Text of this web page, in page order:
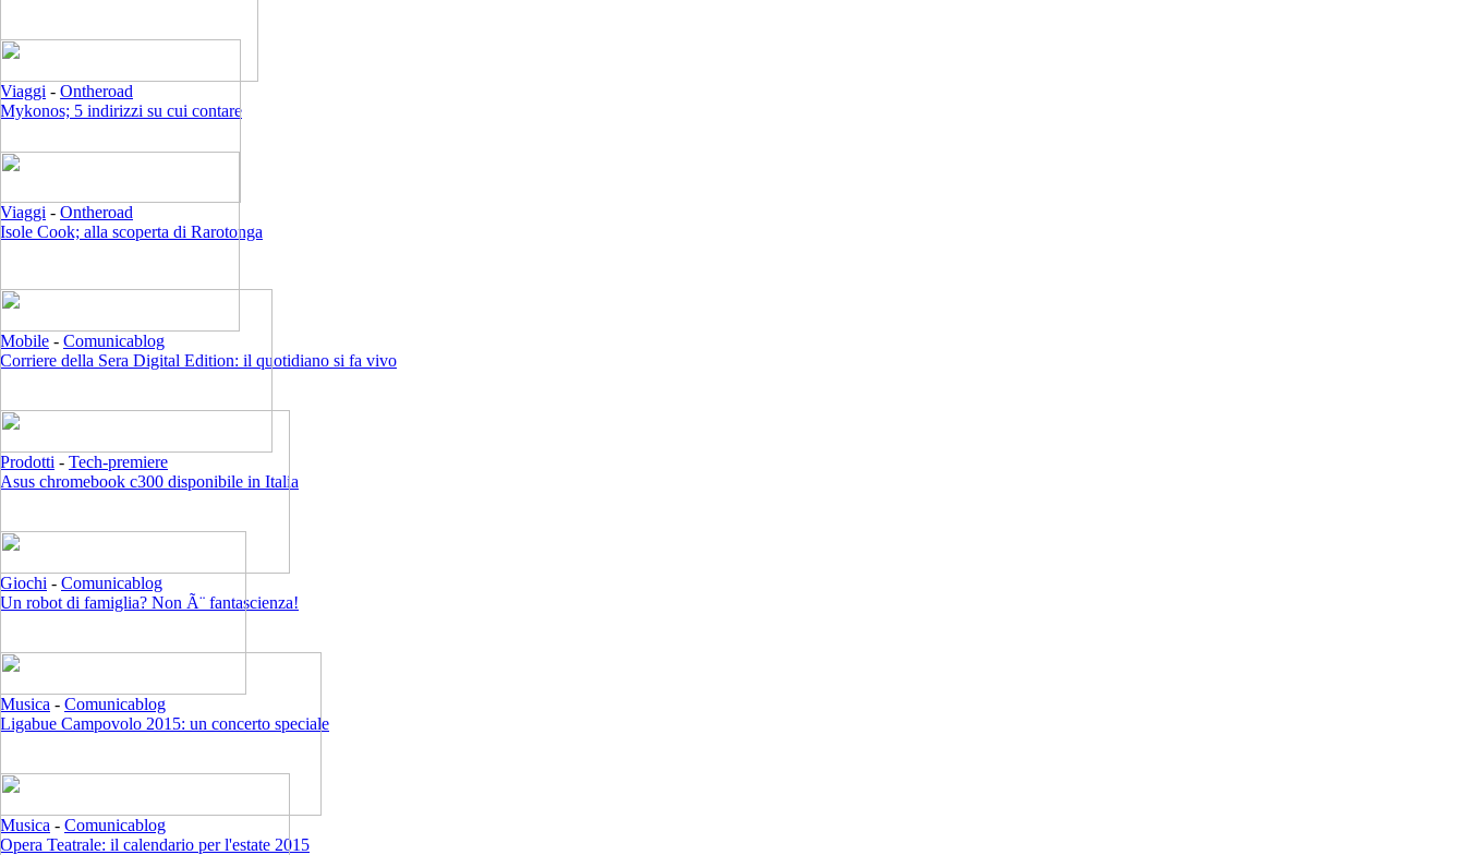
Viaggi - Ontheroad
Mykonos; 5 indirizzi su cui contare
Viaggi - Ontheroad
Isole Cook; alla scoperta di Rarotonga
Mobile - Comunicablog
Corriere della Sera Digital Edition: il quotidiano si fa vivo
Prodotti - Tech-premiere
Asus chromebook c300 disponibile in Italia
Giochi - Comunicablog
Un robot di famiglia? Non Ã¨ fantascienza!
Musica - Comunicablog
Ligabue Campovolo 2015: un concerto speciale
Musica - Comunicablog
Opera Teatrale: il calendario per l'estate 2015